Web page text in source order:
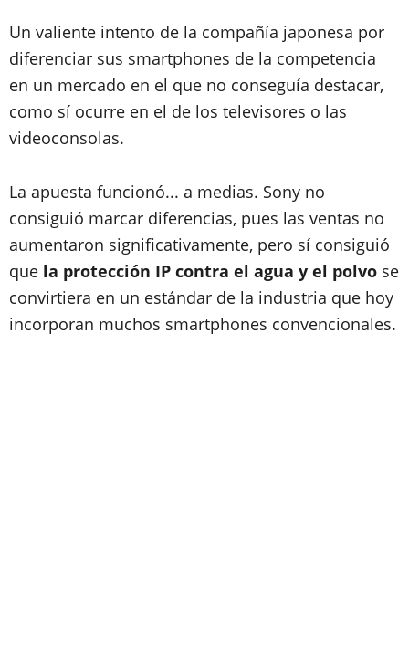
Un valiente intento de la compañía japonesa por
diferenciar sus smartphones de la competencia
en un mercado en el que no conseguía destacar,
como sí ocurre en el de los televisores o las
videoconsolas.
La apuesta funcionó... a medias. Sony no
consiguió marcar diferencias, pues las ventas no
aumentaron significativamente, pero sí consiguió
que la protección IP contra el agua y el polvo se
convirtiera en un estándar de la industria que hoy
incorporan muchos smartphones convencionales.